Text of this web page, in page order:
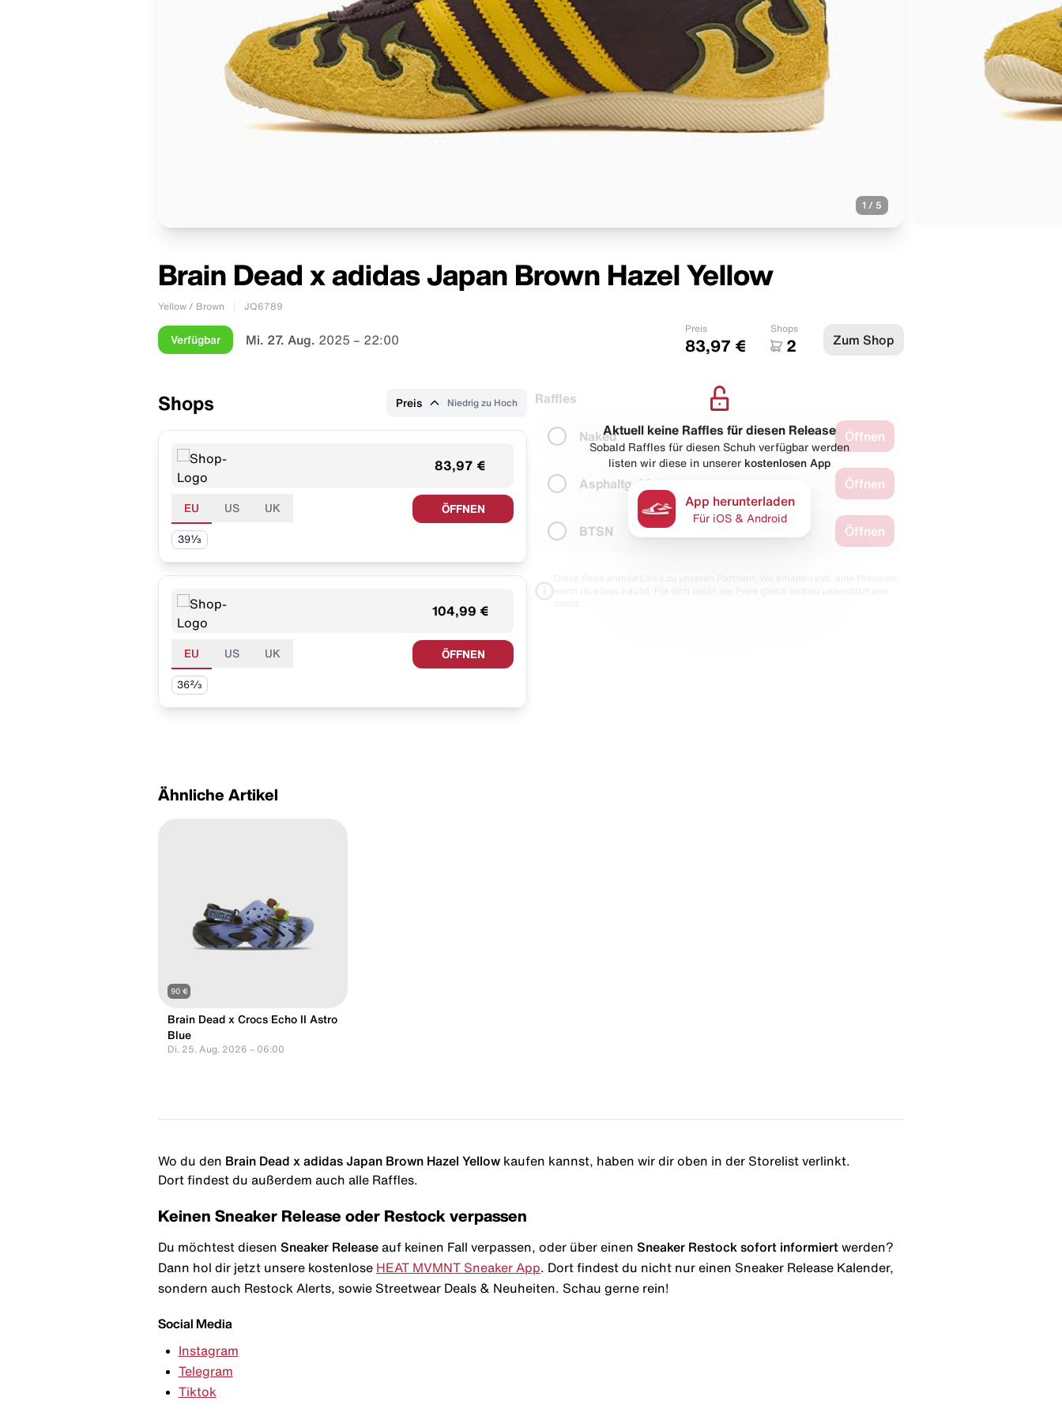
1 / 5
Brain Dead x adidas Japan Brown Hazel Yellow
Yellow / Brown JQ6789
Verfügbar Mi. 27. Aug. 2025 – 22:00
Preis
83,97 €
Shops
2 Zum Shop
Shops Preis Niedrig zu Hoch
83,97 €
EU US UK ÖFFNEN
39⅓
104,99 €
EU US UK ÖFFNEN
36⅔
Raffles
Naked Öffnen
Asphaltgold Öffnen
BTSN Öffnen
Aktuell keine Raffles für diesen Release
Sobald Raffles für diesen Schuh verfügbar werden
listen wir diese in unserer kostenlosen App
App herunterladen
Für iOS & Android
Ähnliche Artikel
90 €
Brain Dead x Crocs Echo II Astro
Blue
Di. 25. Aug. 2026 – 06:00
Wo du den Brain Dead x adidas Japan Brown Hazel Yellow kaufen kannst, haben wir dir oben in der Storelist verlinkt.
Dort findest du außerdem auch alle Raffles.
Keinen Sneaker Release oder Restock verpassen
Du möchtest diesen Sneaker Release auf keinen Fall verpassen, oder über einen Sneaker Restock sofort informiert werden?
Dann hol dir jetzt unsere kostenlose HEAT MVMNT Sneaker App . Dort findest du nicht nur einen Sneaker Release Kalender,
sondern auch Restock Alerts, sowie Streetwear Deals & Neuheiten. Schau gerne rein!
Social Media
Instagram
Telegram
Tiktok